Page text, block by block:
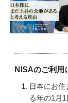
NISAのご利用
日本にお
る年の1月